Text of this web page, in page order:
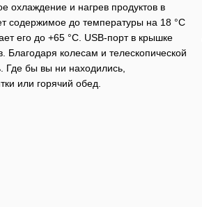
охлаждение и нагрев продуктов в
содержимое до температуры на 18 °C
его до +65 °C. USB-порт в крышке
Благодаря колесам и телескопической
Где бы вы ни находились,
или горячий обед.